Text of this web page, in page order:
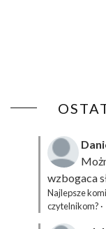
wzbogaca
Najlepsze
czytelnikom? ·